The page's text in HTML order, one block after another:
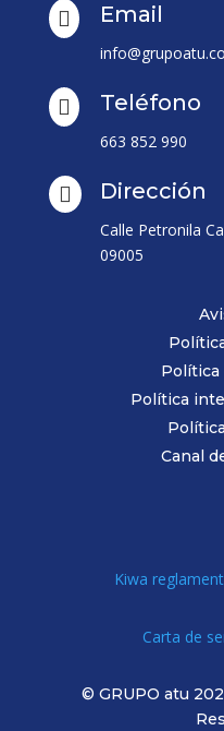
 Email
 Teléfono
663 852 990
 Dirección
Calle Petronila
09005
Política
Política
Canal
Kiwa
Carta de
© GRUPO atu